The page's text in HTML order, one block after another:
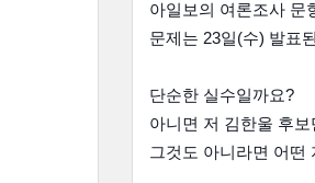
아일보의 여론조사 문
문제는 23일(수) 발표
단순한 실수일까요?
아니면 저 김한울 후
그것도 아니라면 어떤